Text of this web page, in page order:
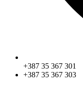
+387 35 367 301
+387 35 367 303